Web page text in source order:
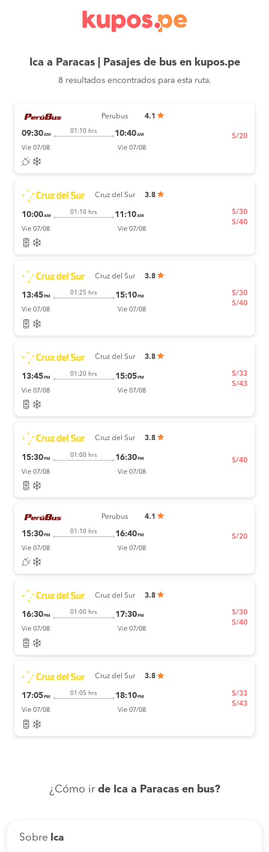
Ica a Paracas | Pasajes de bus en kupos.pe
8 resultados encontrados para esta ruta.
Perubus 4.1
09:30AM
01:10 hrs 10:40AM
Vie 07/08 Vie 07/08
S/20
Cruz del Sur 3.8
10:00AM
01:10 hrs 11:10AM
Vie 07/08 Vie 07/08
S/30
S/40
Cruz del Sur 3.8
13:45 PM
01:25 hrs 15:10 PM
Vie 07/08 Vie 07/08
S/30
S/40
Cruz del Sur 3.8
13:45 PM
01:20 hrs 15:05 PM
Vie 07/08 Vie 07/08
S/33
S/43
Cruz del Sur 3.8
15:30 PM
01:00 hrs 16:30 PM
Vie 07/08 Vie 07/08
S/40
Perubus 4.1
15:30 PM
01:10 hrs 16:40 PM
Vie 07/08 Vie 07/08
S/20
Cruz del Sur 3.8
16:30PM
01:00 hrs 17:30PM
Vie 07/08 Vie 07/08
S/30
S/40
Cruz del Sur 3.8
17:05 PM
01:05 hrs 18:10 PM
Vie 07/08 Vie 07/08
S/33
S/43
¿Cómo ir de Ica a Paracas en bus?
Sobre Ica